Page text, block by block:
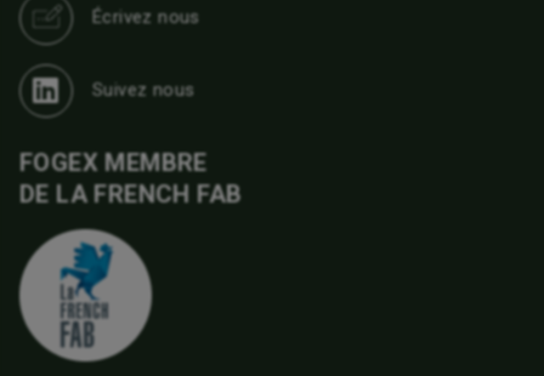
Écrivez nous
Suivez nous
FOGEX MEMBRE
DE LA FRENCH FAB